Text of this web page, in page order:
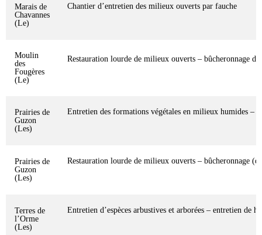
Marais de
Chavannes
(Le)
Chantier d’entretien des milieux ouverts par fauche
Moulin
des
Fougères
(Le)
Restauration lourde de milieux ouverts – bûcheronnage de
Prairies de
Guzon
(Les)
Entretien des formations végétales en milieux humides –
Prairies de
Guzon
(Les)
Restauration lourde de milieux ouverts – bûcheronnage
Terres de
l’Orme
(Les)
Entretien d’espèces arbustives et arborées – entretien de